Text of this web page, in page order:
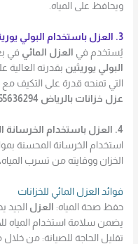
ويحافظ على المياه.
3. العزل باستخدام البولي يوريثين
يُستخدم في العزل المائي في
البولي يوريثين بقدرته
التي تمنحه قدرة على التكيف مع
عزل خزانات بالرياض 0555636294
4. العزل باستخدام الخرسانة المضافة
استخدام الخرسانة المحسنة
الخزان ووقايته من تسرب
فوائد العزل المائي للخزانات
حفظ صحة المياه:
العزل الجيد
يضمن سلامة استخدام المياه
تقليل الحاجة للصيانة: من